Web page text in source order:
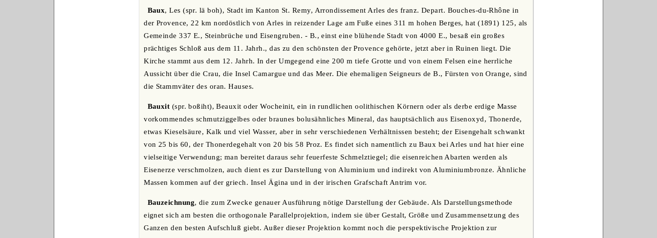
Baux, Les (spr. lä boh), Stadt im Kanton St. Remy, Arrondissement Arles des franz. Depart. Bouches-du-Rhône in
der Provence, 22 km nordöstlich von Arles in reizender Lage am Fuße eines 311 m hohen Berges, hat (1891) 125, als
Gemeinde 337 E., Steinbrüche und Eisengruben. - B., einst eine blühende Stadt von 4000 E., besaß ein großes
prächtiges Schloß aus dem 11. Jahrh., das zu den schönsten der Provence gehörte, jetzt aber in Ruinen liegt. Die
Kirche stammt aus dem 12. Jahrh. In der Umgegend eine 200 m tiefe Grotte und von einem Felsen eine herrliche
Aussicht über die Crau, die Insel Camargue und das Meer. Die ehemaligen Seigneurs de B., Fürsten von Orange, sind
die Stammväter des oran. Hauses.
Bauxit (spr. boßiht), Beauxit oder Wocheinit, ein in rundlichen oolithischen Körnern oder als derbe erdige Masse
vorkommendes schmutziggelbes oder braunes bolusähnliches Mineral, das hauptsächlich aus Eisenoxyd, Thonerde,
etwas Kieselsäure, Kalk und viel Wasser, aber in sehr verschiedenen Verhältnissen besteht; der Eisengehalt schwankt
von 25 bis 60, der Thonerdegehalt von 20 bis 58 Proz. Es findet sich namentlich zu Baux bei Arles und hat hier eine
vielseitige Verwendung; man bereitet daraus sehr feuerfeste Schmelztiegel; die eisenreichen Abarten werden als
Eisenerze verschmolzen, auch dient es zur Darstellung von Aluminium und indirekt von Aluminiumbronze. Ähnliche
Massen kommen auf der griech. Insel Ägina und in der irischen Grafschaft Antrim vor.
Bauzeichnung, die zum Zwecke genauer Ausführung nötige Darstellung der Gebäude. Als Darstellungsmethode
eignet sich am besten die orthogonale Parallelprojektion, indem sie über Gestalt, Größe und Zusammensetzung des
Ganzen den besten Aufschluß giebt. Außer dieser Projektion kommt noch die perspektivische Projektion zur